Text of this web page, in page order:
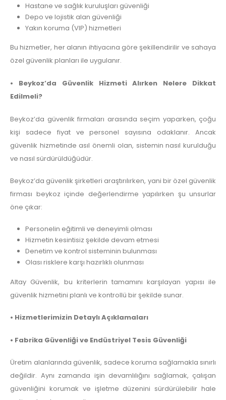
Hastane ve sağlık kuruluşları güvenliği
Depo ve lojistik alan güvenliği
Yakın koruma (VIP) hizmetleri
Bu hizmetler, her alanın ihtiyacına göre şekillendirilir ve sahaya
özel güvenlik planları ile uygulanır.
• Beykoz’da Güvenlik Hizmeti Alırken Nelere Dikkat
Edilmeli?
Beykoz’da güvenlik firmaları arasında seçim yaparken, çoğu
kişi sadece fiyat ve personel sayısına odaklanır. Ancak
güvenlik hizmetinde asıl önemli olan, sistemin nasıl kurulduğu
ve nasıl sürdürüldüğüdür.
Beykoz’da güvenlik şirketleri araştırılırken, yani bir özel güvenlik
firması beykoz içinde değerlendirme yapılırken şu unsurlar
öne çıkar:
Personelin eğitimli ve deneyimli olması
Hizmetin kesintisiz şekilde devam etmesi
Denetim ve kontrol sisteminin bulunması
Olası risklere karşı hazırlıklı olunması
Altay Güvenlik, bu kriterlerin tamamını karşılayan yapısı ile
güvenlik hizmetini planlı ve kontrollü bir şekilde sunar.
• Hizmetlerimizin Detaylı Açıklamaları
• Fabrika Güvenliği ve Endüstriyel Tesis Güvenliği
Üretim alanlarında güvenlik, sadece koruma sağlamakla sınırlı
değildir. Aynı zamanda işin devamlılığını sağlamak, çalışan
güvenliğini korumak ve işletme düzenini sürdürülebilir hale